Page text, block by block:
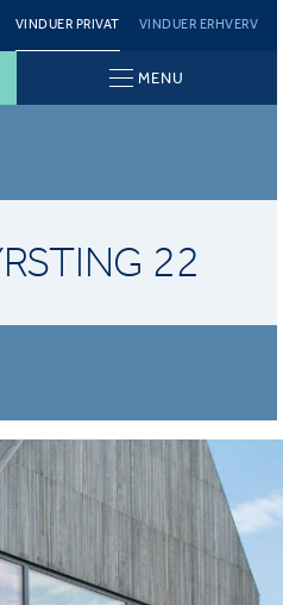
VINDUER PRIVAT VINDUER ERHVERV
MENU
22